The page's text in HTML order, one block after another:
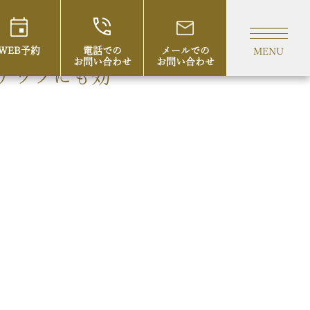
予約
電話での
お問い合わせ
メールでの
お問い合わせ
MENU
ップにも効